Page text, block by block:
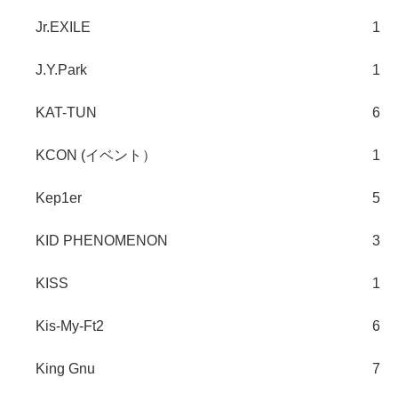
Jr.EXILE 1
J.Y.Park 1
KAT-TUN 6
KCON (イベント） 1
Kep1er 5
KID PHENOMENON 3
KISS 1
Kis-My-Ft2 6
King Gnu 7